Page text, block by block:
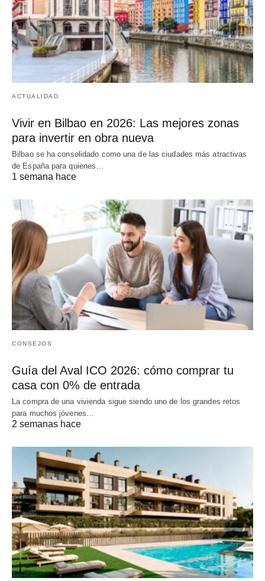
ACTUALIDAD
Vivir en Bilbao en 2026: Las mejores zonas
para invertir en obra nueva
Bilbao se ha consolidado como una de las ciudades más atractivas
de España para quienes…
1 semana hace
CONSEJOS
Guía del Aval ICO 2026: cómo comprar tu
casa con 0% de entrada
La compra de una vivienda sigue siendo uno de los grandes retos
para muchos jóvenes…
2 semanas hace